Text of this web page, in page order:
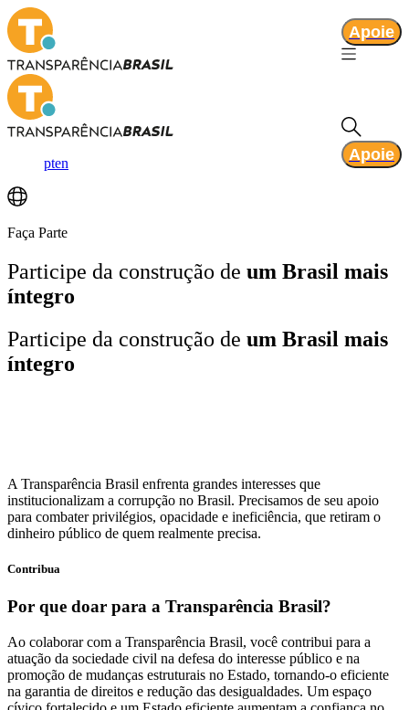
Apoie
pten Apoie
Faça Parte
Participe da construção de um Brasil mais
íntegro
Participe da construção de um Brasil mais
íntegro
A Transparência Brasil enfrenta grandes interesses que
institucionalizam a corrupção no Brasil. Precisamos de seu apoio
para combater privilégios, opacidade e ineficiência, que retiram o
dinheiro público de quem realmente precisa.
Contribua
Por que doar para a Transparência Brasil?
Ao colaborar com a Transparência Brasil, você contribui para a
atuação da sociedade civil na defesa do interesse público e na
promoção de mudanças estruturais no Estado, tornando-o eficiente
na garantia de direitos e redução das desigualdades. Um espaço